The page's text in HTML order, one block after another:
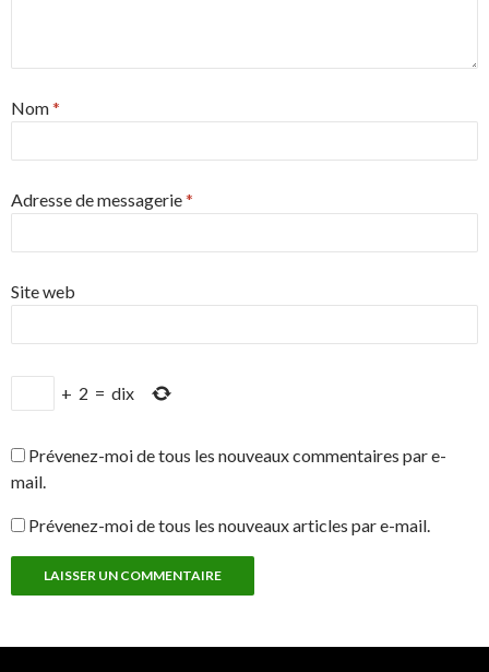
Nom*
Adresse de messagerie*
Site web
+ 2 = dix
Prévenez-moi de tous les nouveaux commentaires par e-
mail.
Prévenez-moi de tous les nouveaux articles par e-mail.